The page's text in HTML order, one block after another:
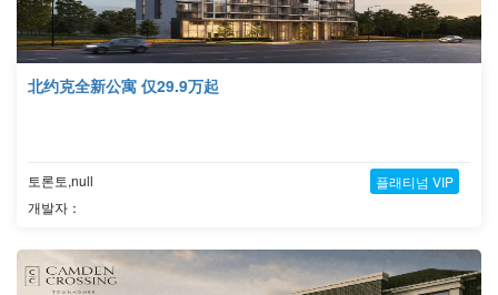
北约克全新公寓 仅29.9万起
토론토,null
개발자：
플래티넘 VIP